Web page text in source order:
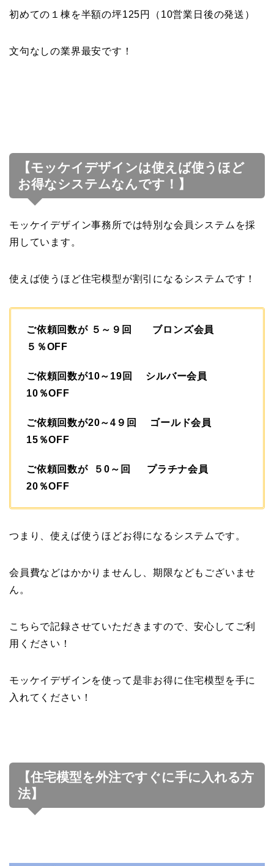
初めての１棟を半額の坪125円（10営業日後の発送）
文句なしの業界最安です！
【モッケイデザインは使えば使うほど
お得なシステムなんです！】
モッケイデザイン事務所では特別な会員システムを採
用しています。
使えば使うほど住宅模型が割引になるシステムです！
ご依頼回数が ５～９回 ブロンズ会員
５％OFF
ご依頼回数が10～19回 シルバー会員
10％OFF
ご依頼回数が20～4９回 ゴールド会員
15％OFF
ご依頼回数が ５0～回 プラチナ会員
20％OFF
つまり、使えば使うほどお得になるシステムです。
会員費などはかかりませんし、期限などもございませ
ん。
こちらで記録させていただきますので、安心してご利
用ください！
モッケイデザインを使って是非お得に住宅模型を手に
入れてください！
【住宅模型を外注ですぐに手に入れる方
法】